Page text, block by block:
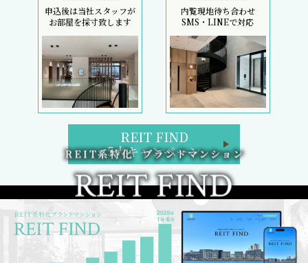
申込後は当社スタッフが
お部屋を採寸致します
内覧現地待ち合わせ
SMS・LINEで対応
REIT FIND
5大キャンペーン